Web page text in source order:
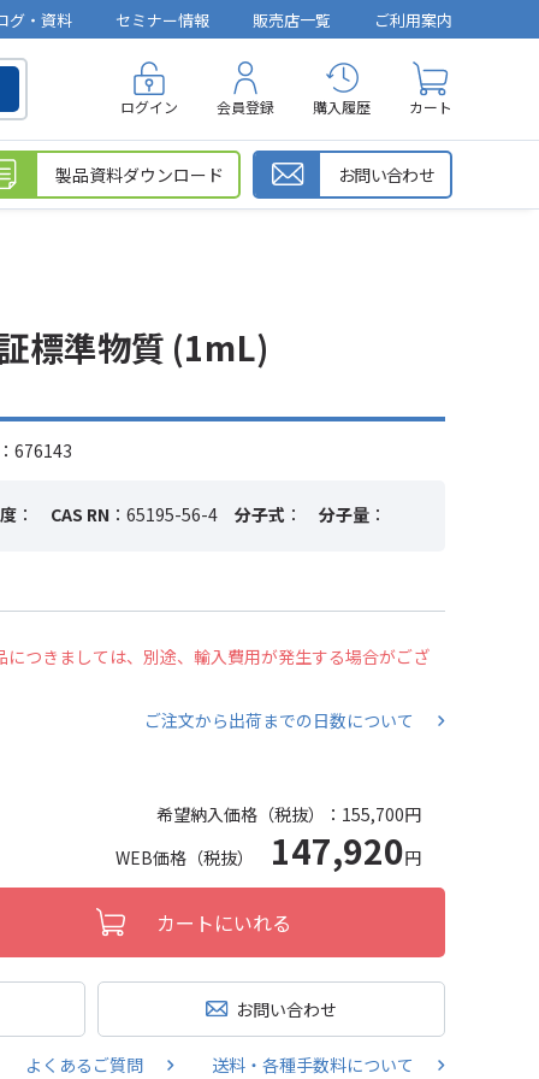
グ・資料 セミナー情報 販売店一覧 ご利用案内
ログイン 会員登録 購入履歴 カート
製品資料ダウンロード お問い合わせ
標準物質 (1mL)
676143
： CAS RN ：65195-56-4 分子式 ： 分子量 ：
つきましては、別途、輸入費用が発生する場合がござ
ご注文から出荷までの日数について
希望納入価格（税抜）： 155,700円
WEB価格（税抜） 147,920円
カートにいれる
お問い合わせ
よくあるご質問 送料・各種手数料について